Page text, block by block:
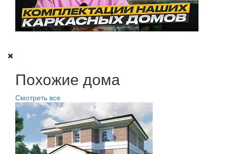
Похожие дома
Смотреть все